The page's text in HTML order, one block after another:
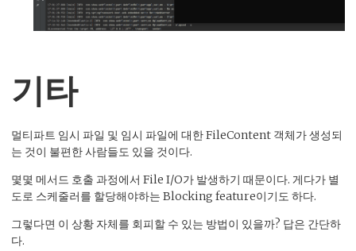
기타
멀티파트 임시 파일 및 임시 파일에 대한 FileContent 객체가 생성되
는 것이 불편한 사람들도 있을 것이다.
몇몇 메서드 호출 과정에서 File I/O가 발생하기 때문이다. 게다가 별
도로 스케줄러를 할당해야하는 Blocking feature이기도 하다.
그렇다면 이 상황 자체를 회피할 수 있는 방법이 있을까? 답은 간단하
다.